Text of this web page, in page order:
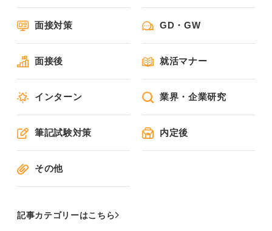
面接対策 GD・GW
面接後 就活マナー
インターン 業界・企業研究
筆記試験対策 内定後
その他
記事カテゴリーはこちら